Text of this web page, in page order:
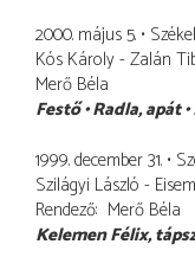
2000. május 5.
Kós Károly - Zalán
Merő Béla
Festő Radla apát
1999. december 31.
Szilágyi László -
Rendező Merő Béla
Kelemen Félix